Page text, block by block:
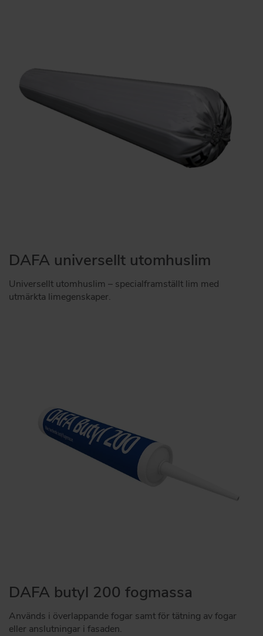
DAFA universellt utomhuslim
Universellt utomhuslim – specialframställt lim med
utmärkta limegenskaper.
DAFA butyl 200 fogmassa
Används i överlappande fogar samt för tätning av fogar
eller anslutningar i fasaden.